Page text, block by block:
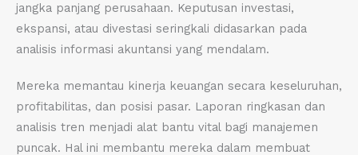
jangka panjang perusahaan. Keputusan investasi,
ekspansi, atau divestasi seringkali didasarkan pada
analisis informasi akuntansi yang mendalam.
Mereka memantau kinerja keuangan secara keseluruhan,
profitabilitas, dan posisi pasar. Laporan ringkasan dan
analisis tren menjadi alat bantu vital bagi manajemen
puncak. Hal ini membantu mereka dalam membuat